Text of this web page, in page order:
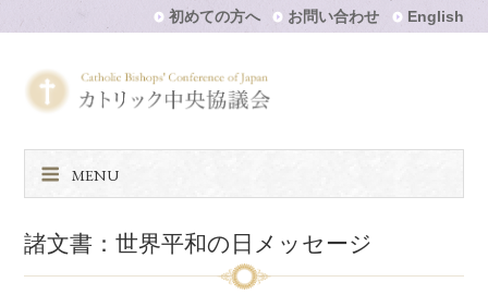
初めての方へ お問い合わせ English
MENU
諸文書：世界平和の日メッセージ